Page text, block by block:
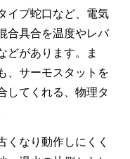
イプ蛇口など、電気
合具合を温度やレバ
どがあります。ま
、サーモスタットを
してくれる、物理タ
くなり動作しにくく